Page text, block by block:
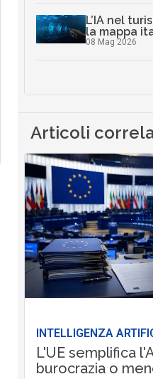
L’IA nel
la mappa
08 Mag 2026
Articoli
INTELLIGENZA
L'UE semplifica
burocrazia o